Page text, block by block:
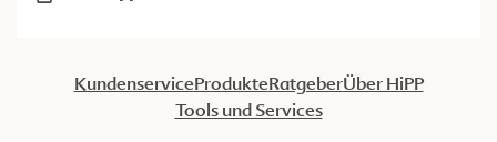
KundenserviceProdukteRatgeberÜber HiPP
Tools und Services